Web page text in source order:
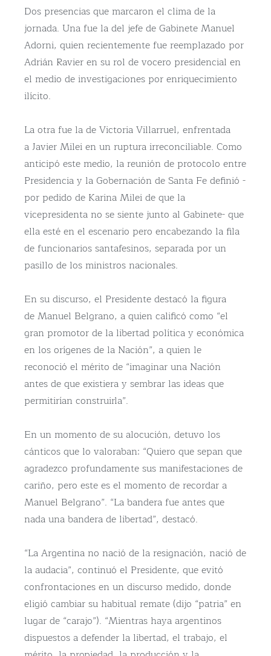
Dos presencias que marcaron el clima de la
jornada. Una fue la del jefe de Gabinete Manuel
Adorni, quien recientemente fue reemplazado por
Adrián Ravier en su rol de vocero presidencial en
el medio de investigaciones por enriquecimiento
ilícito.
La otra fue la de Victoria Villarruel, enfrentada
a Javier Milei en un ruptura irreconciliable. Como
anticipó este medio, la reunión de protocolo entre
Presidencia y la Gobernación de Santa Fe definió -
por pedido de Karina Milei de que la
vicepresidenta no se siente junto al Gabinete- que
ella esté en el escenario pero encabezando la fila
de funcionarios santafesinos, separada por un
pasillo de los ministros nacionales.
En su discurso, el Presidente destacó la figura
de Manuel Belgrano, a quien calificó como “el
gran promotor de la libertad política y económica
en los orígenes de la Nación”, a quien le
reconoció el mérito de “imaginar una Nación
antes de que existiera y sembrar las ideas que
permitirían construirla”.
En un momento de su alocución, detuvo los
cánticos que lo valoraban: “Quiero que sepan que
agradezco profundamente sus manifestaciones de
cariño, pero este es el momento de recordar a
Manuel Belgrano”. “La bandera fue antes que
nada una bandera de libertad”, destacó.
“La Argentina no nació de la resignación, nació de
la audacia”, continuó el Presidente, que evitó
confrontaciones en un discurso medido, donde
eligió cambiar su habitual remate (dijo “patria” en
lugar de “carajo”). “Mientras haya argentinos
dispuestos a defender la libertad, el trabajo, el